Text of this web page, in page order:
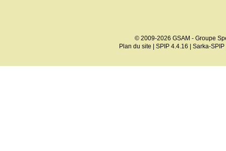
© 2009-2026 GSAM - Groupe
Plan du site
SPIP 4.4.16 Sarka-SPIP